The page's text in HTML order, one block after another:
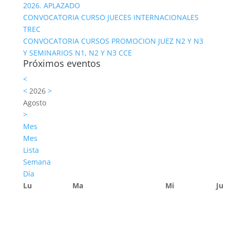
2026. APLAZADO
CONVOCATORIA CURSO JUECES INTERNACIONALES
TREC
CONVOCATORIA CURSOS PROMOCION JUEZ N2 Y N3
Y SEMINARIOS N1, N2 Y N3 CCE
Próximos eventos
<
<2026 >
Agosto
>
Mes
Mes
Lista
Semana
Día
Lu
Ma Mi Ju